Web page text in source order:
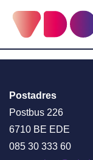
naar
inhoud
Postadres
Postbus 226
6710 BE EDE
085 30 333 60